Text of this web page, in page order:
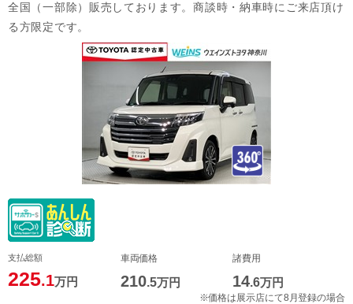
全国（一部除）販売しております。商談時・納車時にご来店頂け
る方限定です。
支払総額
225.1万円
車両価格
210.5万円
諸費用
14.6万円
※価格は展示店にて8月登録の場合